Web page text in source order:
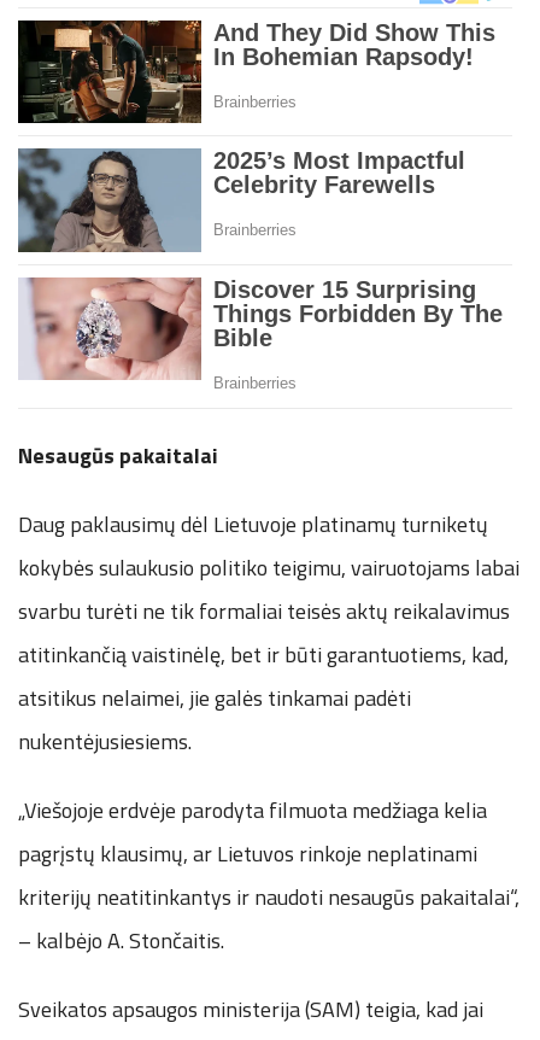
Nesaugūs pakaitalai
Daug paklausimų dėl Lietuvoje platinamų turniketų
kokybės sulaukusio politiko teigimu, vairuotojams labai
svarbu turėti ne tik formaliai teisės aktų reikalavimus
atitinkančią vaistinėlę, bet ir būti garantuotiems, kad,
atsitikus nelaimei, jie galės tinkamai padėti
nukentėjusiesiems.
„Viešojoje erdvėje parodyta filmuota medžiaga kelia
pagrįstų klausimų, ar Lietuvos rinkoje neplatinami
kriterijų neatitinkantys ir naudoti nesaugūs pakaitalai“,
– kalbėjo A. Stončaitis.
Sveikatos apsaugos ministerija (SAM) teigia, kad jai